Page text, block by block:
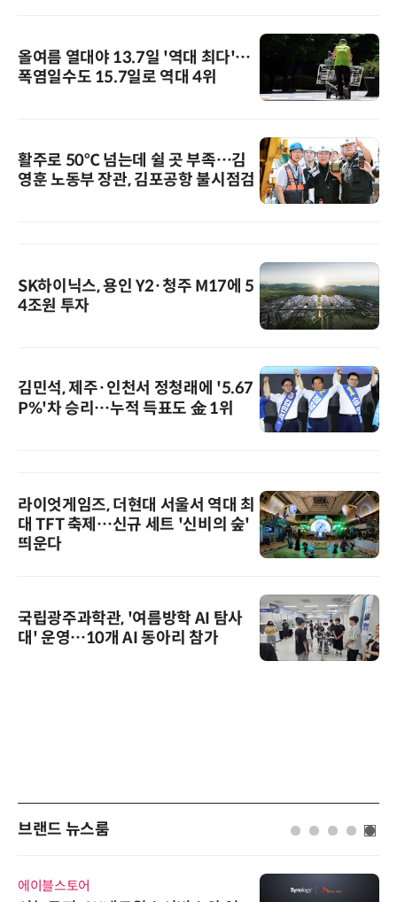
올여름 열대야 13.7일 '역대 최다'…
폭염일수도 15.7일로 역대 4위
활주로 50℃ 넘는데 쉴 곳 부족…김
영훈 노동부 장관, 김포공항 불시점검
SK하이닉스, 용인 Y2·청주 M17에 5
4조원 투자
김민석, 제주·인천서 정청래에 '5.67
P%'차 승리…누적 득표도 金 1위
라이엇게임즈, 더현대 서울서 역대 최
대 TFT 축제…신규 세트 '신비의 숲'
띄운다
국립광주과학관, '여름방학 AI 탐사
대' 운영…10개 AI 동아리 참가
브랜드 뉴스룸
에이블스토어